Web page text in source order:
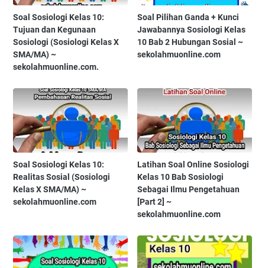
Soal Sosiologi Kelas 10:
Tujuan dan Kegunaan
Sosiologi (Sosiologi Kelas X
SMA/MA) ~
sekolahmuonline.com.
Soal Pilihan Ganda + Kunci
Jawabannya Sosiologi Kelas
10 Bab 2 Hubungan Sosial ~
sekolahmuonline.com
Soal Sosiologi Kelas 10:
Realitas Sosial (Sosiologi
Kelas X SMA/MA) ~
sekolahmuonline.com
Latihan Soal Online Sosiologi
Kelas 10 Bab Sosiologi
Sebagai Ilmu Pengetahuan
[Part 2] ~
sekolahmuonline.com